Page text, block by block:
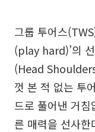
그룹 투어스
(play hard)’의
(Head
껏 본 적 없는 투
드로 풀어낸 거
른 매력을 선사